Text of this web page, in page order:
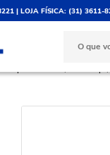
| LOJA FÍSICA: (31) 3611-